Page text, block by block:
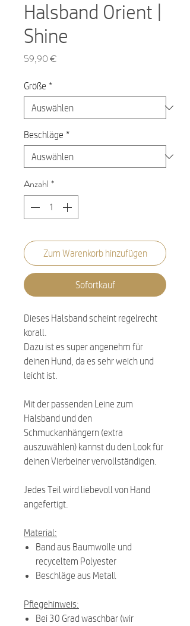
Halsband Orient |
Shine
59,90 €
Größe *
Beschläge *
Anzahl *
Zum Warenkorb hinzufügen
Sofortkauf
Dieses Halsband scheint regelrecht
korall.
Dazu ist es super angenehm für
deinen Hund, da es sehr weich und
leicht ist.
Mit der passenden Leine zum
Halsband und den
Schmuckanhängern (extra
auszuwählen) kannst du den Look für
deinen Vierbeiner vervollständigen.
Jedes Teil wird liebevoll von Hand
angefertigt.
Material:
Band aus Baumwolle und
recyceltem Polyester
Beschläge aus Metall
Pflegehinweis:
Bei 30 Grad waschbar (wir